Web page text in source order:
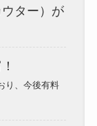
ター）が
り、今後有料